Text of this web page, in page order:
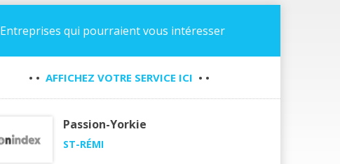
Entreprises qui pourraient vous intéresser
• • AFFICHEZ VOTRE SERVICE ICI • •
Passion-Yorkie
ST-RÉMI